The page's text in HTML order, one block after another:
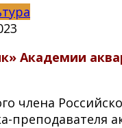
Академии
члена
преподавателя